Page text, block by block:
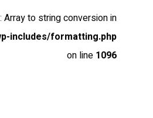
: Array to string conversion in
includes/formatting.php
on line 1096